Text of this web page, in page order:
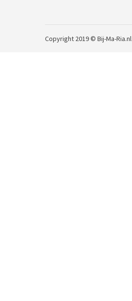
Copyright 2019 © Bij-Ma-Ria.nl